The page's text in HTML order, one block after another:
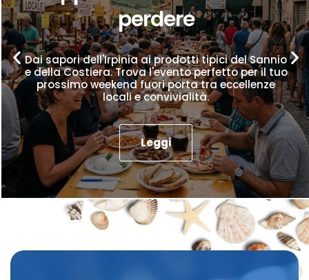
perdere
Dai sapori dell'Irpinia ai prodotti tipici del Sannio
e della Costiera. Trova l'evento perfetto per il tuo
prossimo weekend fuori porta tra eccellenze
locali e convivialità.
Leggi